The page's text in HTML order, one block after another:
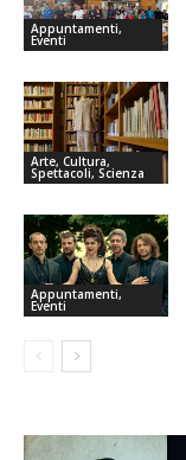
Appuntamenti,
Eventi
Arte, Cultura,
Spettacoli, Scienza
Appuntamenti,
Eventi